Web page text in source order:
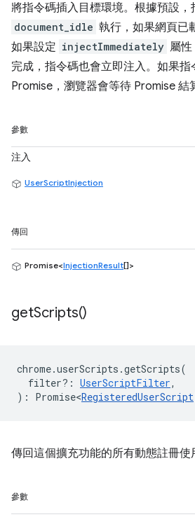
將指令碼插入目標環境。根據預設，
document_idle 執行，如果網頁已
如果設定 injectImmediately 屬性
完成，指令碼也會立即注入。如果指
Promise，瀏覽器會等待 Promise 結
參數
注入
UserScriptInjection
傳回
Promise<InjectionResult[]>
getScripts()
chrome.userScripts .getScripts(
filter? : UserScriptFilter,
) : Promise<RegisteredUserScript
傳回這個擴充功能的所有動態註冊使
參數